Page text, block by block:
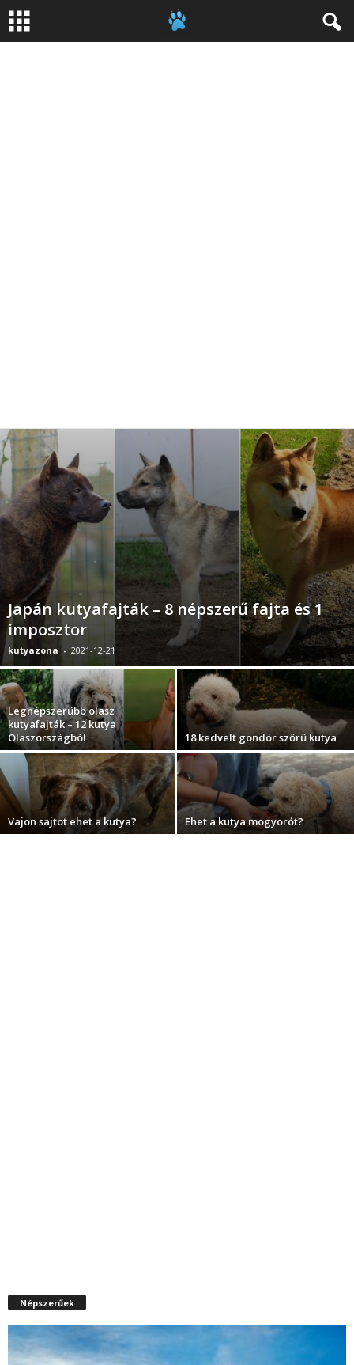
Japán kutyafajták – 8 népszerű fajta és 1
imposztor
kutyazona - 2021-12-21
Legnépszerűbb olasz
kutyafajták – 12 kutya
Olaszországból
18 kedvelt göndör szőrű kutya
Vajon sajtot ehet a kutya? Ehet a kutya mogyorót?
Népszerűek